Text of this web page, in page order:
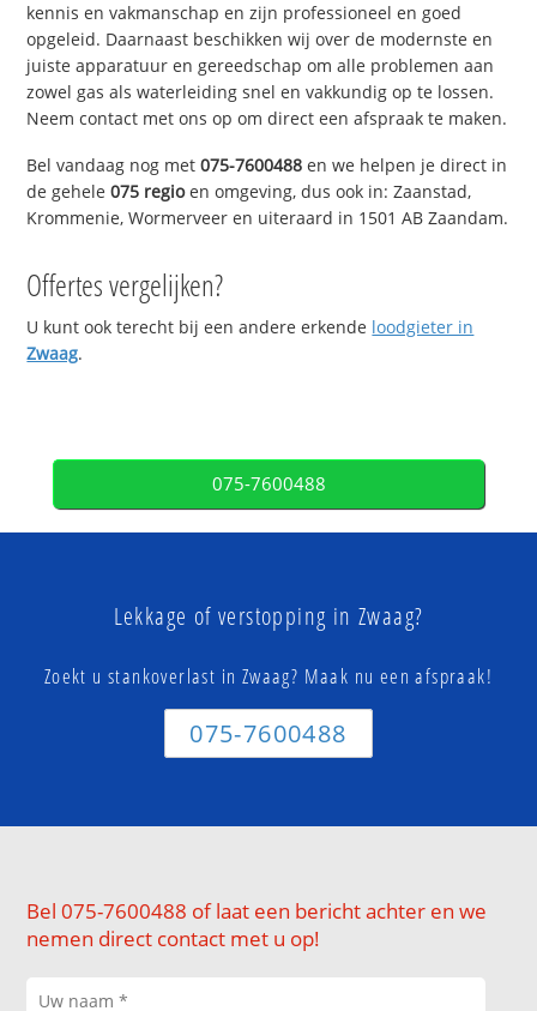
kennis en vakmanschap en zijn professioneel en goed
opgeleid. Daarnaast beschikken wij over de modernste en
juiste apparatuur en gereedschap om alle problemen aan
zowel gas als waterleiding snel en vakkundig op te lossen.
Neem contact met ons op om direct een afspraak te maken.
Bel vandaag nog met075-7600488 en we helpen je direct in
de gehele075 regioen omgeving, dus ook in: Zaanstad,
Krommenie, Wormerveer en uiteraard in 1501 AB Zaandam.
Offertes vergelijken?
U kunt ook terecht bij een andere erkende loodgieter in
Zwaag.
075-7600488
Lekkage of verstopping in Zwaag?
Zoekt u stankoverlast in Zwaag? Maak nu een afspraak!
075-7600488
Bel 075-7600488 of laat een bericht achter en we
nemen direct contact met u op!